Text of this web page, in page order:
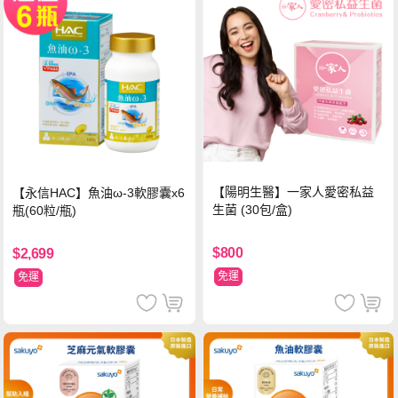
【永信HAC】魚油ω-3軟膠囊x6
瓶(60粒/瓶)
$2,699
免運
【陽明生醫】一家人愛密私益
生菌 (30包/盒)
$800
免運